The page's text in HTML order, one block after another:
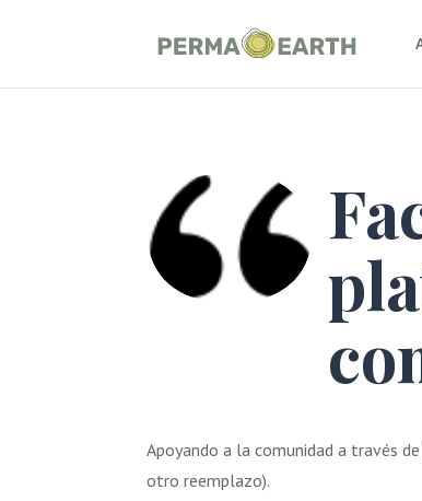
Apoyando a la comunidad a través
otro reemplazo).